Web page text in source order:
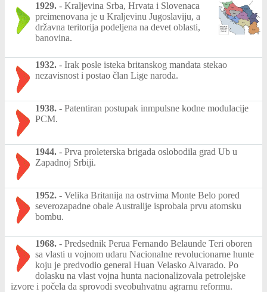
1929. - Kraljevina Srba, Hrvata i Slovenaca
preimenovana je u Kraljevinu Jugoslaviju, a
državna teritorija podeljena na devet oblasti,
banovina.
1932. - Irak posle isteka britanskog mandata stekao
nezavisnost i postao član Lige naroda.
1938. - Patentiran postupak inmpulsne kodne modulacije
PCM.
1944. - Prva proleterska brigada oslobodila grad Ub u
Zapadnoj Srbiji.
1952. - Velika Britanija na ostrvima Monte Belo pored
severozapadne obale Australije isprobala prvu atomsku
bombu.
1968. - Predsednik Perua Fernando Belaunde Teri oboren
sa vlasti u vojnom udaru Nacionalne revolucionarne hunte
koju je predvodio general Huan Velasko Alvarado. Po
dolasku na vlast vojna hunta nacionalizovala petrolejske
izvore i počela da sprovodi sveobuhvatnu agrarnu reformu.